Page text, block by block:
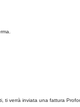
ti verrà inviata una fattura